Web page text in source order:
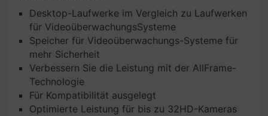
Desktop-Laufwerke im Vergleich zu Laufwerken
für VideoüberwachungsSysteme
Speicher für Videoüberwachungs-Systeme für
mehr Sicherheit
Verbessern Sie die Leistung mit der AllFrame-
Technologie
Für Kompatibilität ausgelegt
Optimierte Leistung für bis zu 32HD-Kameras